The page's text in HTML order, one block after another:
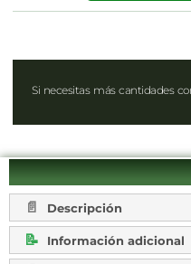
Si necesitas más cantidades
Descripción
Información adicional